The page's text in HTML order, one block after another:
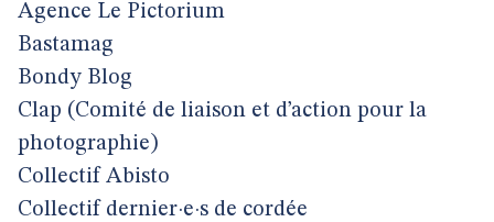
Agence Le Pictorium
Bastamag
Bondy Blog
Clap (Comité de liaison et d’action pour la
photographie)
Collectif Abisto
Collectif dernier·e·s de cordée